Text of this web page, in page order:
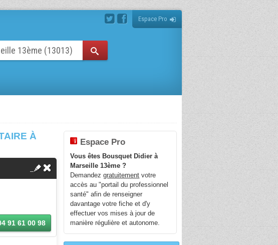
Espace Pro
À
91 61 00 98
Espace Pro
Vous êtes Bousquet Didier à
Marseille 13ème ?
Demandezgratuitement votre
accès au "portail du professionnel
santé" afin de renseigner
davantage votre fiche et d'y
effectuer vos mises à jour de
manière régulière et autonome.